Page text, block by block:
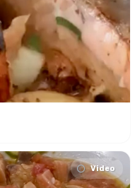
Video